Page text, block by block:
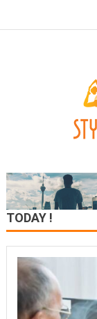
TODAY !